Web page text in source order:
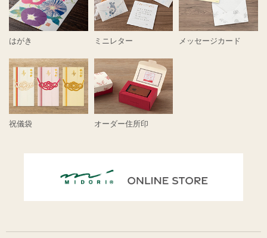
はがき ミニレター メッセージカード
祝儀袋 オーダー住所印